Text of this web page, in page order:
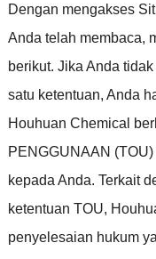
Dengan mengakses
Anda telah membaca,
berikut. Jika Anda
satu ketentuan, Anda
Houhuan Chemical
PENGGUNAAN (TOU)
kepada Anda. Terkait
ketentuan TOU,
penyelesaian hukum